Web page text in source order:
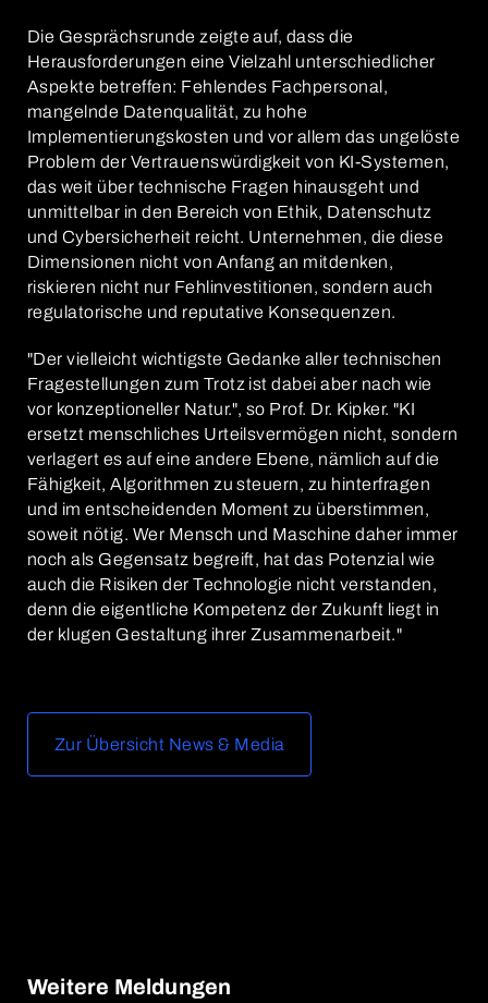
Die Gesprächsrunde zeigte auf, dass die
Herausforderungen eine Vielzahl unterschiedlicher
Aspekte betreffen: Fehlendes Fachpersonal,
mangelnde Datenqualität, zu hohe
Implementierungskosten und vor allem das ungelöste
Problem der Vertrauenswürdigkeit von KI-Systemen,
das weit über technische Fragen hinausgeht und
unmittelbar in den Bereich von Ethik, Datenschutz
und Cybersicherheit reicht. Unternehmen, die diese
Dimensionen nicht von Anfang an mitdenken,
riskieren nicht nur Fehlinvestitionen, sondern auch
regulatorische und reputative Konsequenzen.
"Der vielleicht wichtigste Gedanke aller technischen
Fragestellungen zum Trotz ist dabei aber nach wie
vor konzeptioneller Natur.", so Prof. Dr. Kipker. "KI
ersetzt menschliches Urteilsvermögen nicht, sondern
verlagert es auf eine andere Ebene, nämlich auf die
Fähigkeit, Algorithmen zu steuern, zu hinterfragen
und im entscheidenden Moment zu überstimmen,
soweit nötig. Wer Mensch und Maschine daher immer
noch als Gegensatz begreift, hat das Potenzial wie
auch die Risiken der Technologie nicht verstanden,
denn die eigentliche Kompetenz der Zukunft liegt in
der klugen Gestaltung ihrer Zusammenarbeit."
Zur Übersicht News & Media
Weitere Meldungen